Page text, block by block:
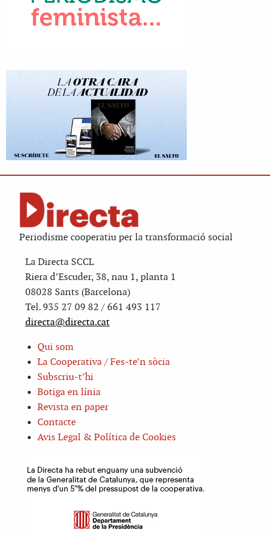
Periodisme cooperatiu per la transformació social
La Directa SCCL
Riera d’Escuder, 38, nau 1, planta 1
08028 Sants (Barcelona)
Tel. 935 27 09 82 / 661 493 117
directa@directa.cat
Qui som
La Cooperativa / Fes-te’n sòcia
Subscriu-t’hi
Botiga en línia
Revista en paper
Contacte
Avis Legal & Política de Cookies